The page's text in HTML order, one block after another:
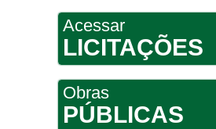
Acessar
LICITAÇÕES
Obras
PÚBLICAS